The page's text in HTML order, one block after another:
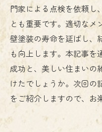
門家による点検を依頼し
とも重要です。適切な
壁塗装の寿命を延ばし、
も向上します。本記事を
成功と、美しい住まいの
けたでしょうか。次回の
をご紹介しますので、お